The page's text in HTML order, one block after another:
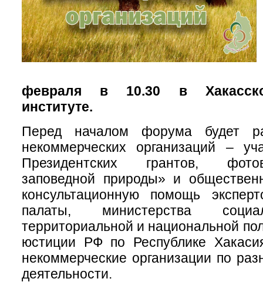
февраля в 10.30 в
институте.
Перед началом форума будет
некоммерческих организаций –
Президентских грантов,
заповедной природы» и
консультационную помощь
палаты, министерства
территориальной и национальной
юстиции РФ по Республике
некоммерческие организации по
деятельности.